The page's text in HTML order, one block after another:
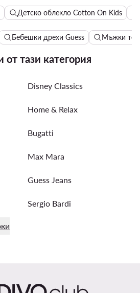
Детско облекло Cotton On Kids
Бебешки дрехи Guess Мъжки
тази категория
Disney Classics
Home & Relax
Bugatti
Max Mara
Guess Jeans
Sergio Bardi